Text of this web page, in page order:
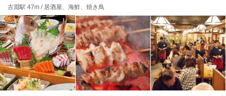
古淵駅 47m / 居酒屋、海鮮、焼き鳥